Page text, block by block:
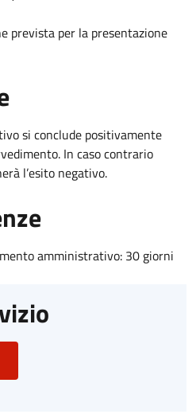
prevista per la presentazione
si conclude positivamente
In caso contrario
l’esito negativo.
amministrativo: 30 giorni